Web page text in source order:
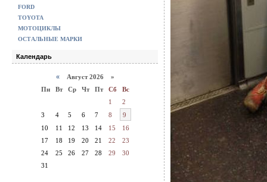
FORD
TOYOTA
МОТОЦИКЛЫ
ОСТАЛЬНЫЕ МАРКИ
Календарь
« Август 2026 »
Пн
Вт Ср Чт Пт Сб
Вс
1
2
3
4 5 6 7 8
9
10
11 12 13 14 15
16
17
18 19 20 21 22
23
24
25 26 27 28 29
30
31